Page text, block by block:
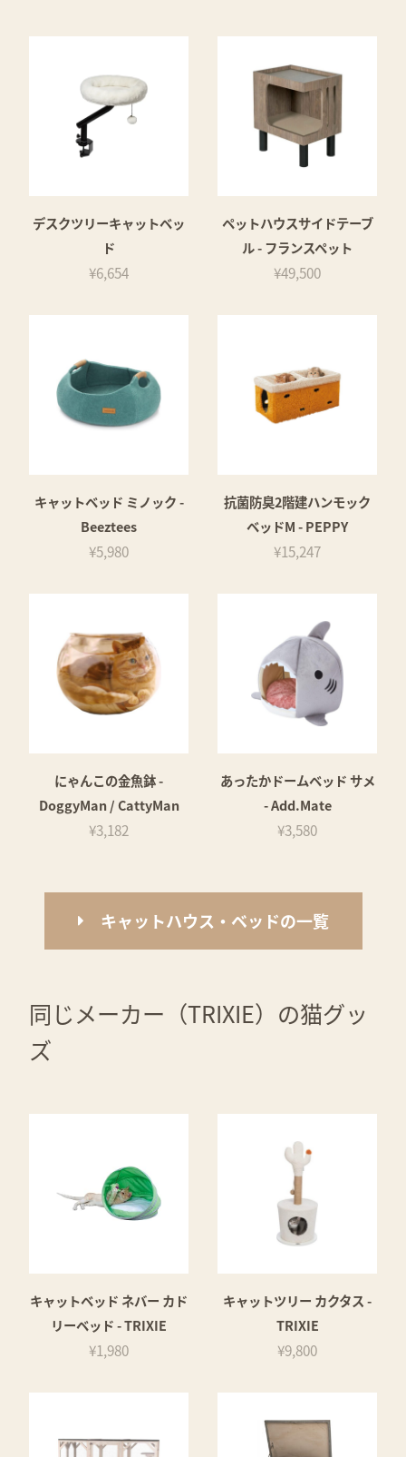
デスクツリーキャットベッ
ド
¥6,654
ペットハウスサイドテーブ
ル - フランスペット
¥49,500
キャットベッド ミノック -
Beeztees
¥5,980
抗菌防臭2階建ハンモック
ベッドM - PEPPY
¥15,247
にゃんこの金魚鉢 -
DoggyMan / CattyMan
¥3,182
あったかドームベッド サメ
- Add.Mate
¥3,580
キャットハウス・ベッドの一覧
同じメーカー（TRIXIE）の猫グッ
ズ
キャットベッド ネバー カド
リーベッド - TRIXIE
¥1,980
キャットツリー カクタス -
TRIXIE
¥9,800